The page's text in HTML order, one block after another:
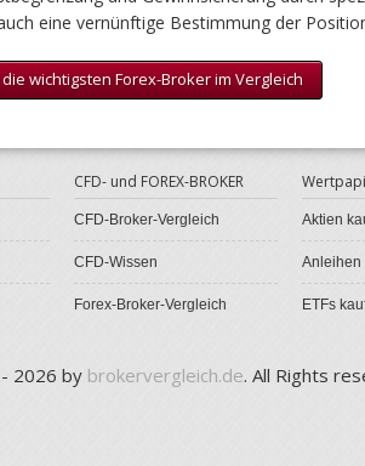
eine vernünftige Bestimmung der
wichtigsten Forex-Broker im Vergleich
CFD- und FOREX-BROKER
CFD-Broker-Vergleich
CFD-Wissen
Forex-Broker-Vergleich
Aktien
Anleihen
ETFs
2026 by brokervergleich.de. All Rights